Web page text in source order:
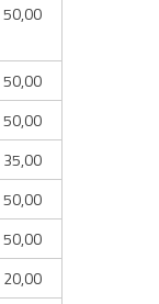
50,00
50,00
50,00
35,00
50,00
50,00
20,00